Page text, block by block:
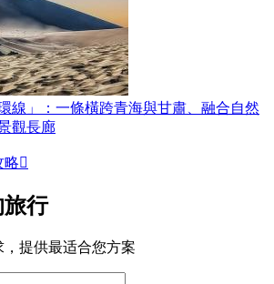
線」：一條橫跨青海與甘肅、融合自然
觀長廊
略
旅行
提供最适合您方案